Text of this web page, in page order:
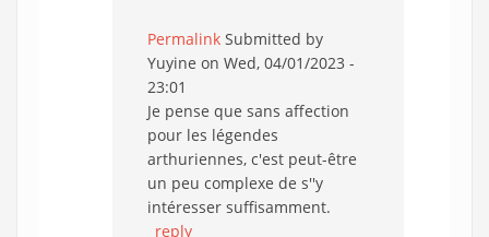
Permalink Submitted by
Yuyine on Wed, 04/01/2023 -
23:01
Je pense que sans affection
pour les légendes
arthuriennes, c'est peut-être
un peu complexe de s''y
intéresser suffisamment.
reply